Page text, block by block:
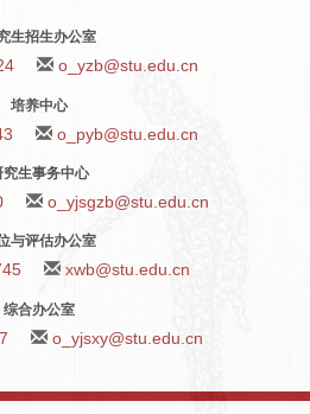
生招生办公室
o_yzb@stu.edu.cn
培养中心
o_pyb@stu.edu.cn
究生事务中心
o_yjsgzb@stu.edu.cn
与评估办公室
xwb@stu.edu.cn
综合办公室
o_yjsxy@stu.edu.cn